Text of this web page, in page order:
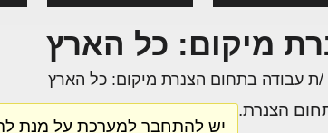
השקעה חכמה בעתיד:
נדלן עסקי ועסקים למכירה
ההזדמנויות הגדולות בשוק
בין נכסים מסחריים לבין
מיסוי
פורום ליקויי בניה, בעיות
ושיטות איטום
ייעוץ מקצועי לבונים, למשפצים
מיקום: כל הארץ
/ת עבודה בתחום הצנרת מיקום: כל הארץ
הצנרת.
יש להתחבר למערכת על מנת